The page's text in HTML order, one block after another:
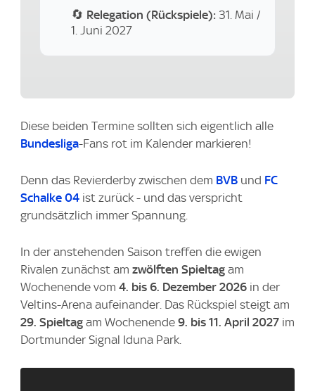
🔄 Relegation (Rückspiele): 31. Mai /
1. Juni 2027
Diese beiden Termine sollten sich eigentlich alle
Bundesliga-Fans rot im Kalender markieren!
Denn das Revierderby zwischen dem BVB und FC
Schalke 04 ist zurück - und das verspricht
grundsätzlich immer Spannung.
In der anstehenden Saison treffen die ewigen
Rivalen zunächst am zwölften Spieltag am
Wochenende vom 4. bis 6. Dezember 2026 in der
Veltins-Arena aufeinander. Das Rückspiel steigt am
29. Spieltag am Wochenende 9. bis 11. April 2027 im
Dortmunder Signal Iduna Park.